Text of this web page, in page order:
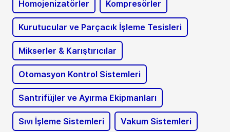
Homojenizatörler Kompresörler
Kurutucular ve Parçacık İşleme Tesisleri
Mikserler & Karıştırıcılar
Otomasyon Kontrol Sistemleri
Santrifüjler ve Ayırma Ekipmanları
Sıvı İşleme Sistemleri Vakum Sistemleri